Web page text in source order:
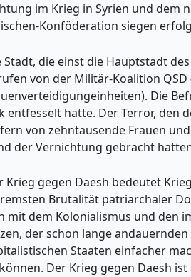
im Krieg in Syrien und dem
Konföderation siegen
Stadt, die einst die Hauptstadt
von der Militär-Koalition
Die
entfesselt hatte. Der Terror, den
von zehntausende Frauen
der Vernichtung gebracht
Krieg gegen Daesh bedeutet
Brutalität patriarchaler
mit dem Kolonialismus und den
der schon lange
Staaten einfacher
Der Krieg gegen Daesh